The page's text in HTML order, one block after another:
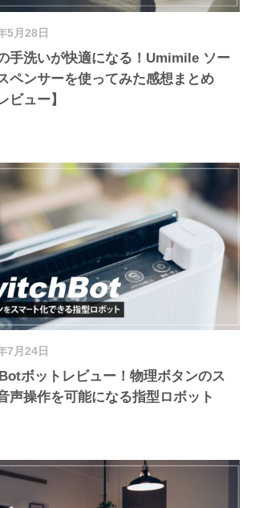
5月28日
手洗いが快適になる！Umimile ソー
ペンサーを使ってみた感想まとめ
ビュー】
7月24日
ボットレビュー！物理ボタンのス
声操作を可能になる指型ロボット